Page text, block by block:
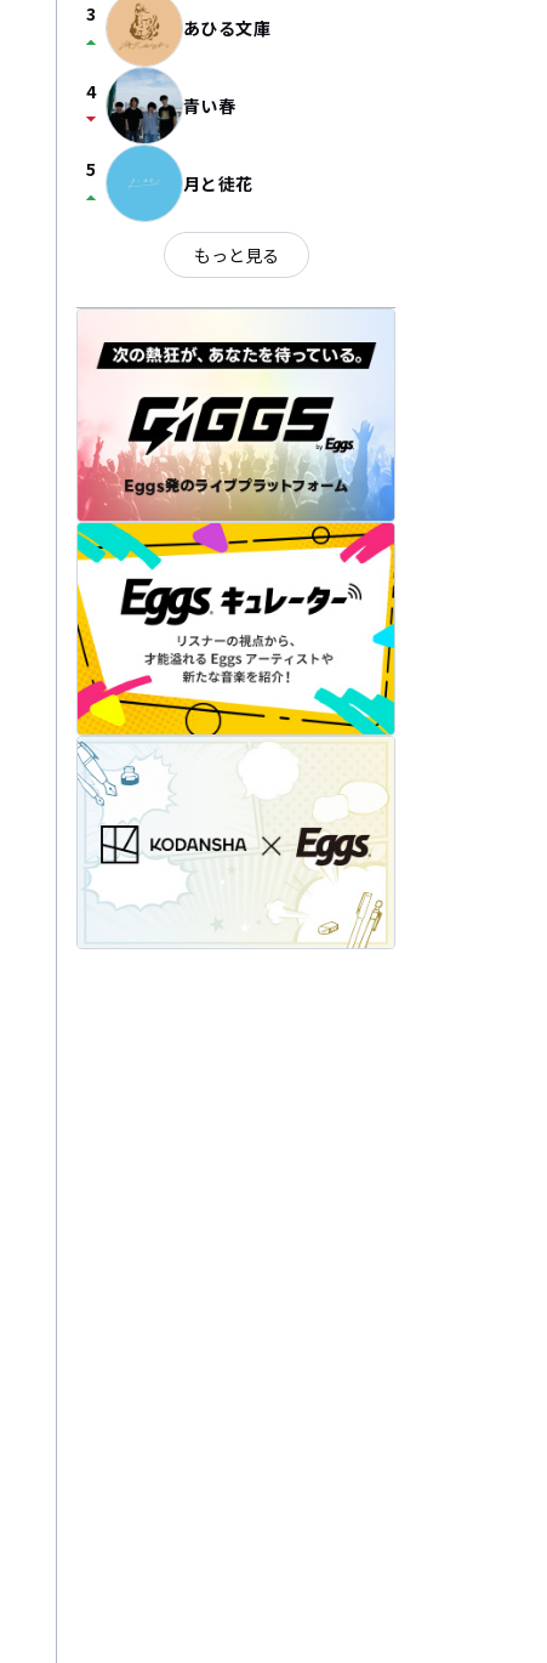
3
arrow_drop_up あひる文庫
4
arrow_drop_down 青い春
5
arrow_drop_up 月と徒花
もっと見る